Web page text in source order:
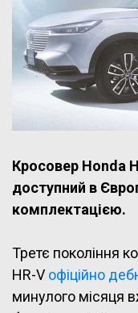
Кросовер Honda
доступний в
комплектацією.
Третє покоління
HR-V офіційно
минулого місяця